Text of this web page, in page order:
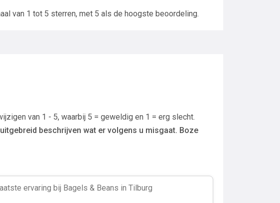
van 1 tot 5 sterren, met 5 als de hoogste beoordeling.
van 1 - 5, waarbij 5 = geweldig en 1 = erg slecht.
beschrijven wat er volgens u misgaat. Boze